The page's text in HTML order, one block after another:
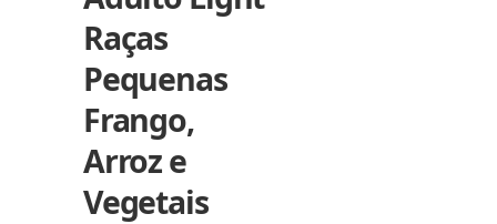
Raças
Pequenas
Frango,
Arroz e
Vegetais